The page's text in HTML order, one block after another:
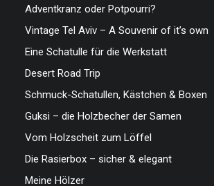
Adventkranz oder Potpourri?
Vintage Tel Aviv – A Souvenir of it’s own
Eine Schatulle für die Werkstatt
Desert Road Trip
Schmuck-Schatullen, Kästchen & Boxen
Guksi – die Holzbecher der Samen
Vom Holzscheit zum Löffel
Die Rasierbox – sicher & elegant
Meine Hölzer